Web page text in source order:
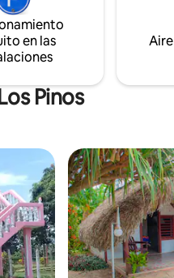
embarcadero a
finca tiene frutas
en las
Pinos